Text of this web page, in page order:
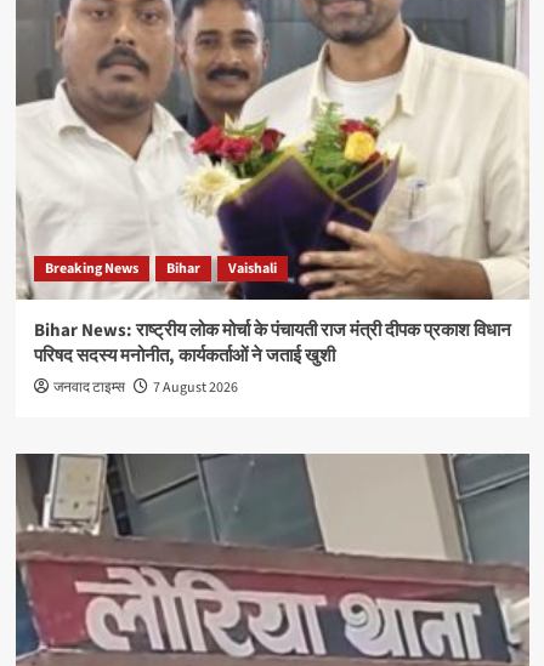
Breaking News Bihar Vaishali
Bihar News: राष्ट्रीय लोक मोर्चा के पंचायती राज मंत्री दीपक प्रकाश विधान
परिषद सदस्य मनोनीत, कार्यकर्ताओं ने जताई खुशी
जनवाद टाइम्स 7 August 2026